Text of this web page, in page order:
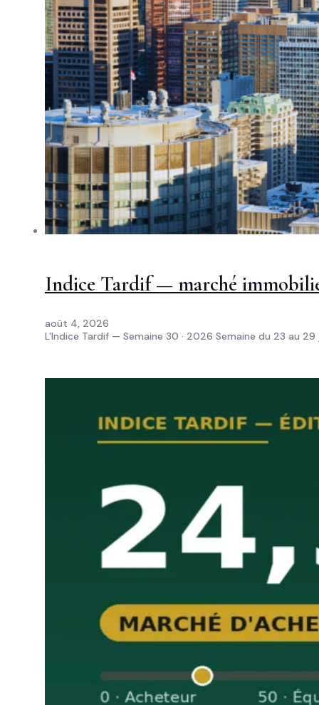
Indice Tardif — marché
août 4, 2026
L'Indice Tardif — Semaine 30 · 2026 Semaine du 23 au